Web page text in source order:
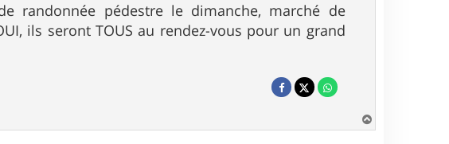
randonnée pédestre le dimanche, marché de
ils seront TOUS au rendez-vous pour un grand
a